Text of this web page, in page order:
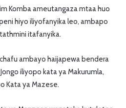
Komba ameutangaza mtaa huo
hiyo iliyofanyika leo, ambapo
itafanyika.
ambayo haijapewa bendera
iliyopo kata ya Makurumla,
Kata ya Mazese.